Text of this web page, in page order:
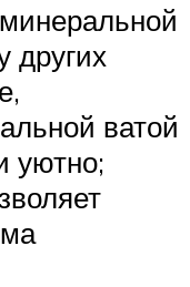
других
ватой
уютно;